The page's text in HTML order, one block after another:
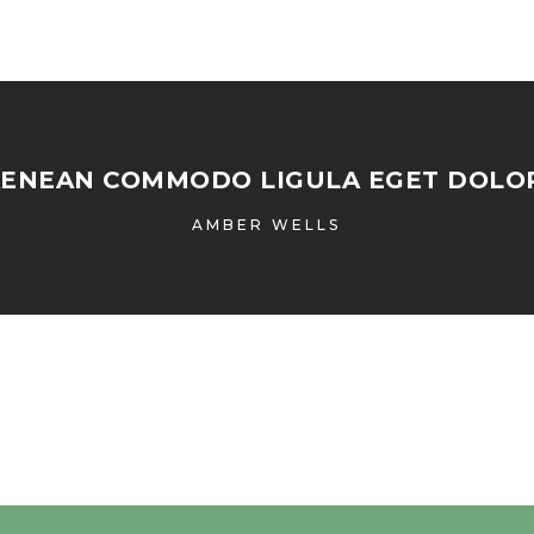
COMMODO LIGULA EGET
AMBER WELLS